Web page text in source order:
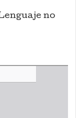
no